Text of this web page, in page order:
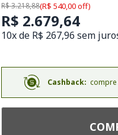
R$ 3.218,88(R$ 540,00 off)
R$ 2.679,64
10x de R$ 267,96 sem
Cashback: compre